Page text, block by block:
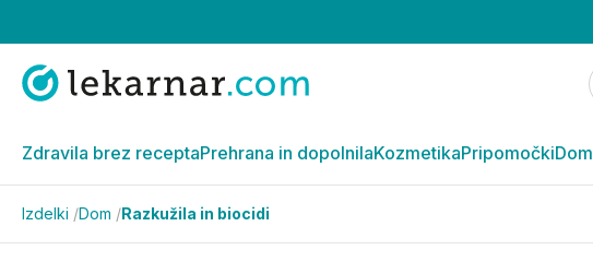
Zdravila brez receptaPrehrana in dopolnilaKozmetikaPripomočkiDom
Izdelki /Dom /Razkužila in biocidi